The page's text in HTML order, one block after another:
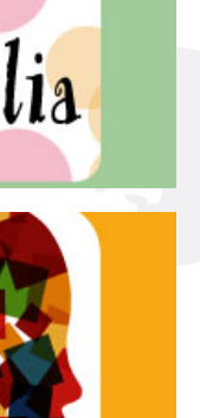
teatro concepita
all’intera
di teatro